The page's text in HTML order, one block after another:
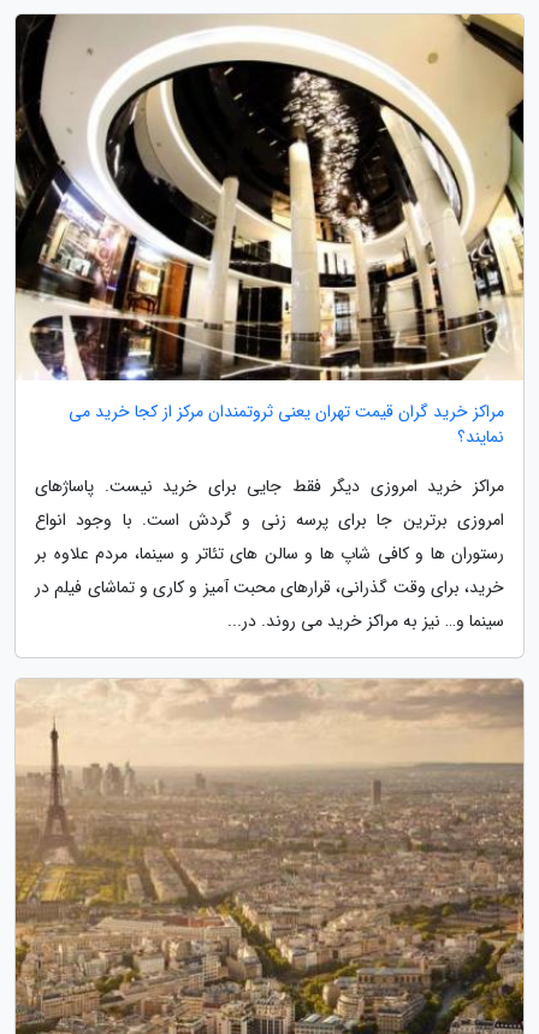
مراکز خرید گران قیمت تهران یعنی ثروتمندان مرکز از کجا خرید می
نمایند؟
مراکز خرید امروزی دیگر فقط جایی برای خرید نیست. پاساژهای
امروزی برترین جا برای پرسه زنی و گردش است. با وجود انواع
رستوران ها و کافی شاپ ها و سالن های تئاتر و سینما، مردم علاوه بر
خرید، برای وقت گذرانی، قرارهای محبت آمیز و کاری و تماشای فیلم در
سینما و… نیز به مراکز خرید می روند. در...